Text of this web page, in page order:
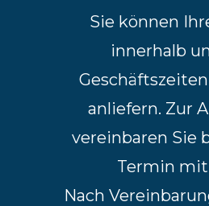
Sie können
innerhalb
anliefern. Zur
vereinbaren Sie
Termin mit
Nach